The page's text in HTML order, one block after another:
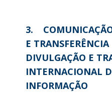
3.
E
DIVULGAÇÃO E
INTERNACIONAL
INFORMAÇÃO